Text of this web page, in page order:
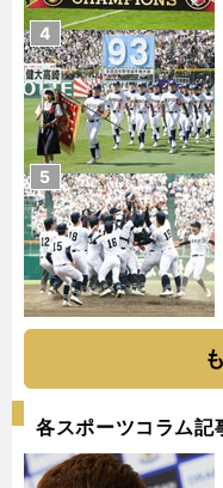
4
5
各スポーツコラム記